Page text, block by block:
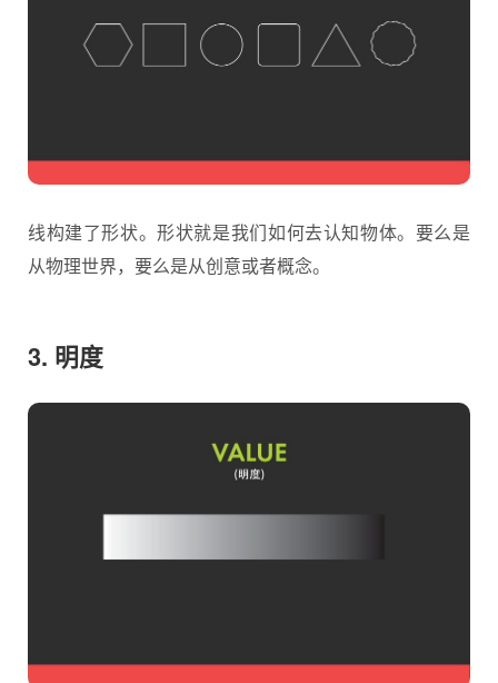
线构建了形状。形状就是我们如何去认知物体。要么是
从物理世界，要么是从创意或者概念。
3. 明度